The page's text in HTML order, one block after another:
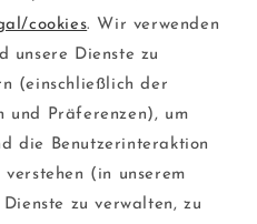
cookies. Wir verwenden
unsere Dienste zu
(einschließlich der
und Präferenzen), um
die Benutzerinteraktion
(in unserem
zu verwalten, zu